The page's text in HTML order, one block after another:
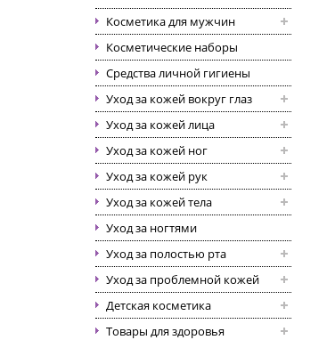
Косметика для мужчин
Косметические наборы
Средства личной гигиены
Уход за кожей вокруг глаз
Уход за кожей лица
Уход за кожей ног
Уход за кожей рук
Уход за кожей тела
Уход за ногтями
Уход за полостью рта
Уход за проблемной кожей
Детская косметика
Товары для здоровья